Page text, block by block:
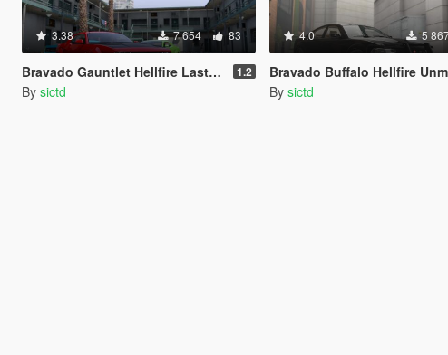
3.38 7 654 83
Bravado Gauntlet Hellfire Last Call [Add-On | Tuning] 1.2
By sictd
4.0 5
Bravado Buffalo Hellfire Unmarked Pack [Add-On |
By sictd